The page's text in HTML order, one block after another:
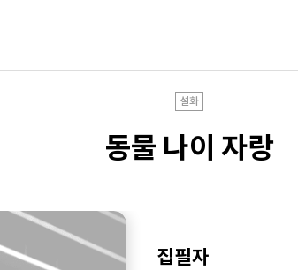
설화
동물 나이 자랑
집필자